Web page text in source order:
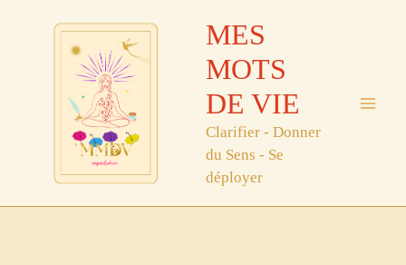
MES
MOTS
DE VIE
Clarifier - Donner
du Sens - Se
déployer